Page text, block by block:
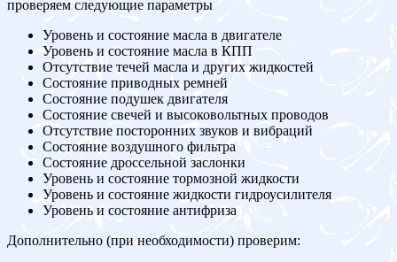
проверяем следующие параметры
Уровень и состояние масла в двигателе
Уровень и состояние масла в КПП
Отсутствие течей масла и других жидкостей
Состояние приводных ремней
Состояние подушек двигателя
Состояние свечей и высоковольтных проводов
Отсутствие посторонних звуков и вибраций
Состояние воздушного фильтра
Состояние дроссельной заслонки
Уровень и состояние тормозной жидкости
Уровень и состояние жидкости гидроусилителя
Уровень и состояние антифриза
Дополнительно (при необходимости) проверим: